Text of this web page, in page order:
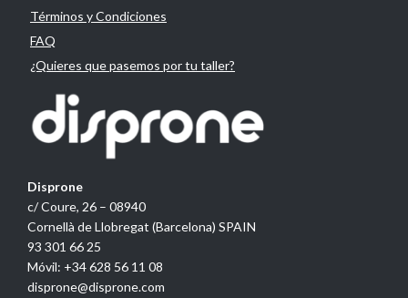
Términos y Condiciones
FAQ
¿Quieres que pasemos por tu taller?
Disprone
c/ Coure, 26 – 08940
Cornellà de Llobregat (Barcelona) SPAIN
93 301 66 25
Móvil: +34 628 56 11 08
disprone@disprone.com